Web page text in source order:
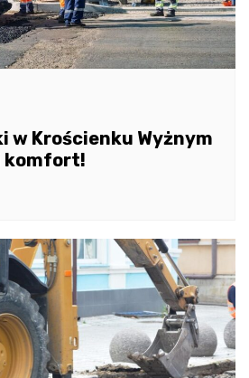
w Krościenku Wyżnym
komfort!